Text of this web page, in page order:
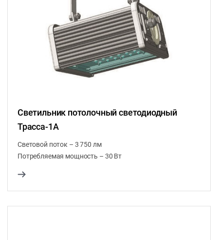
Светильник потолочный светодиодный
Трасса-1А
Световой поток – 3 750 лм
Потребляемая мощность – 30 Вт